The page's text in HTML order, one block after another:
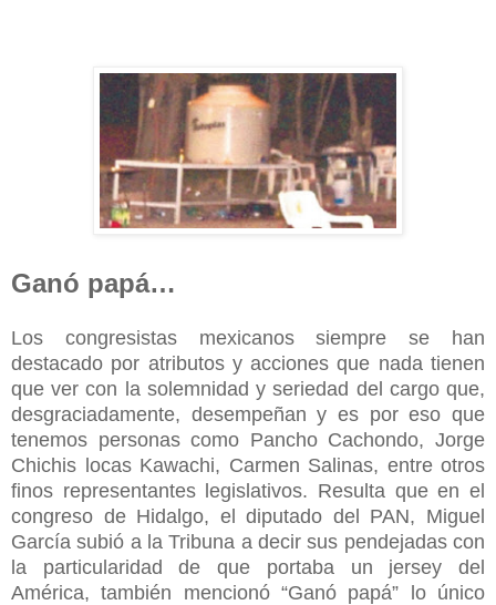
Ganó papá…
Los congresistas mexicanos siempre se han
destacado por atributos y acciones que nada tienen
que ver con la solemnidad y seriedad del cargo que,
desgraciadamente, desempeñan y es por eso que
tenemos personas como Pancho Cachondo, Jorge
Chichis locas Kawachi, Carmen Salinas, entre otros
finos representantes legislativos. Resulta que en el
congreso de Hidalgo, el diputado del PAN, Miguel
García subió a la Tribuna a decir sus pendejadas con
la particularidad de que portaba un jersey del
América, también mencionó “Ganó papá” lo único